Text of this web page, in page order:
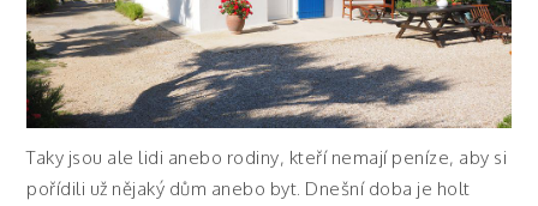
Taky jsou ale lidi anebo rodiny, kteří nemají peníze, aby si
pořídili už nějaký dům anebo byt. Dnešní doba je holt